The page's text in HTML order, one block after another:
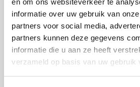
en om ons websiteverkeer te
informatie over uw gebruik van
partners voor social media,
partners kunnen deze gegevens
informatie die u aan ze heeft
verzameld op basis van uw gebruik
Bevestig jouw
modern eenvoudig
Een trapleuning modern bevestig
gewenste plek aan de muur. Met